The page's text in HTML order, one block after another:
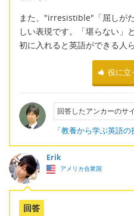
また、"irresistible"「屈しが
しい表現です。「堪らない」
初に入れると英語ができる人
役に立
回答したアンカーのサ
「教養から学ぶ英語の
Erik
アメリカ合衆国
回答